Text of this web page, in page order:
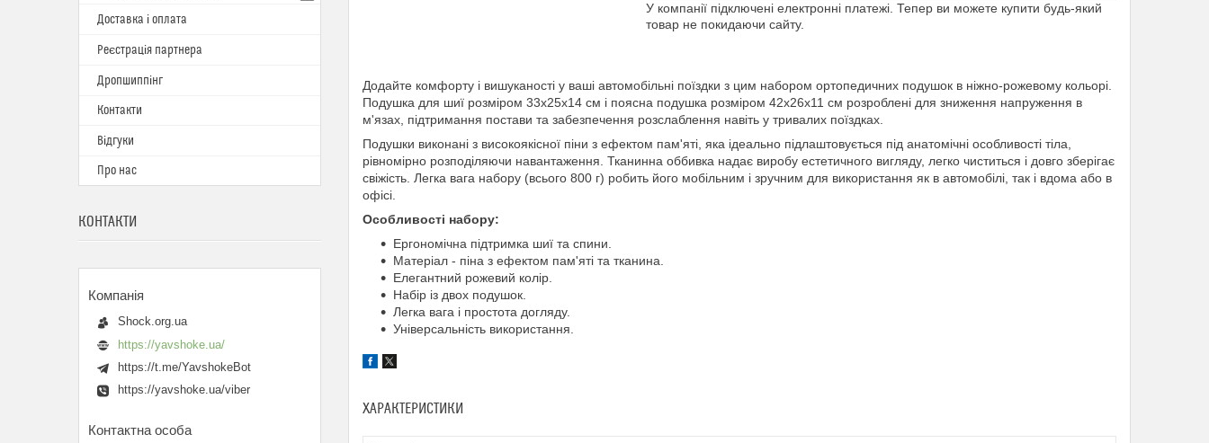
У компанії підключені електронні платежі. Тепер ви можете купити будь-який
товар не покидаючи сайту.
Додайте комфорту і вишуканості у ваші автомобільні поїздки з цим набором ортопедичних подушок в ніжно-рожевому кольорі.
Подушка для шиї розміром 33х25х14 см і поясна подушка розміром 42х26х11 см розроблені для зниження напруження в
м'язах, підтримання постави та забезпечення розслаблення навіть у тривалих поїздках.
Подушки виконані з високоякісної піни з ефектом пам'яті, яка ідеально підлаштовується під анатомічні особливості тіла,
рівномірно розподіляючи навантаження. Тканинна оббивка надає виробу естетичного вигляду, легко чиститься і довго зберігає
свіжість. Легка вага набору (всього 800 г) робить його мобільним і зручним для використання як в автомобілі, так і вдома або в
офісі.
Особливості набору:
Ергономічна підтримка шиї та спини.
Матеріал - піна з ефектом пам'яті та тканина.
Елегантний рожевий колір.
Набір із двох подушок.
Легка вага і простота догляду.
Універсальність використання.
ХАРАКТЕРИСТИКИ
Доставка і оплата
Реєстрація партнера
Дропшиппінг
Контакти
Відгуки
Про нас
КОНТАКТИ
Shock.org.ua
https://yavshoke.ua/
https://t.me/YavshokeBot
https://yavshoke.ua/viber